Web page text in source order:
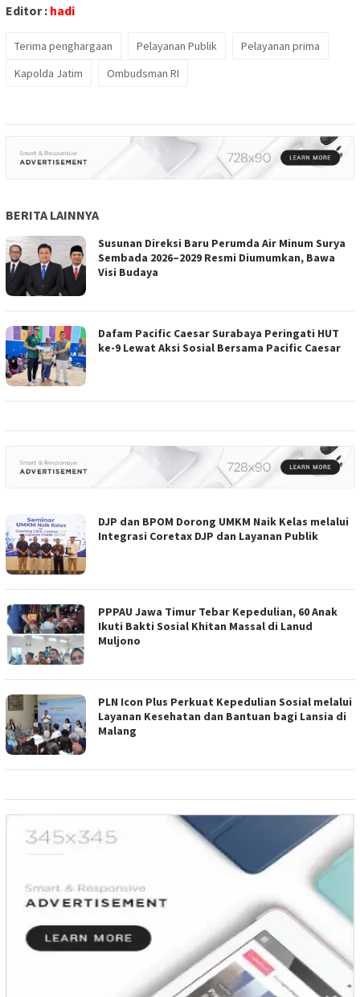
Editor : hadi
Terima penghargaan Pelayanan Publik
Pelayanan prima
Kapolda Jatim
Ombudsman RI
BERITA LAINNYA
Susunan Direksi Baru Perumda Air Minum Surya
Sembada 2026–2029 Resmi Diumumkan, Bawa
Visi Budaya
Dafam Pacific Caesar Surabaya Peringati HUT
ke-9 Lewat Aksi Sosial Bersama Pacific Caesar
DJP dan BPOM Dorong UMKM Naik Kelas melalui
Integrasi Coretax DJP dan Layanan Publik
PPPAU Jawa Timur Tebar Kepedulian, 60 Anak
Ikuti Bakti Sosial Khitan Massal di Lanud
Muljono
PLN Icon Plus Perkuat Kepedulian Sosial melalui
Layanan Kesehatan dan Bantuan bagi Lansia di
Malang